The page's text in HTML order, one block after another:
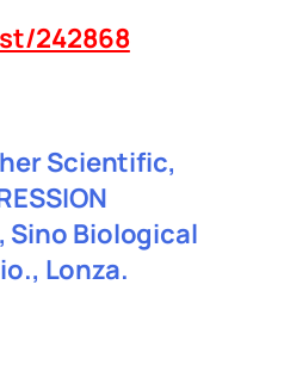
242868
Scientific,
Sino Biological
Lonza.